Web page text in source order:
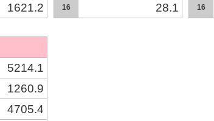
1621.2 16 28.1 16
5214.1
1260.9
4705.4